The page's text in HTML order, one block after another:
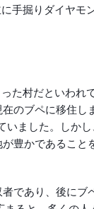
手掘りダイヤモ
た村だといわれ
のブペに移住し
いました。しか
豊かであること
であり、後にブ